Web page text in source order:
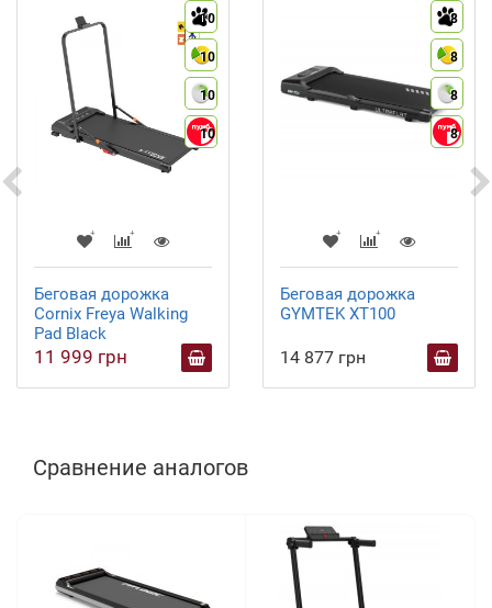
10
10
10
10
Беговая дорожка
Cornix Freya Walking
Pad Black
11 999 грн
8
8
8
8
Беговая дорожка
GYMTEK XT100
14 877 грн
Сравнение аналогов